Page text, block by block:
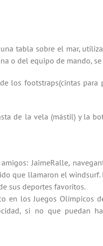
tabla sobre el mar,
o del equipo de mando,
los footstraps(cintas para
de la vela (mástil) y la
JaimeRalle,
que llamaron el windsurf.
sus deportes favoritos.
en los Juegos Olímpicos
, si no que puedan